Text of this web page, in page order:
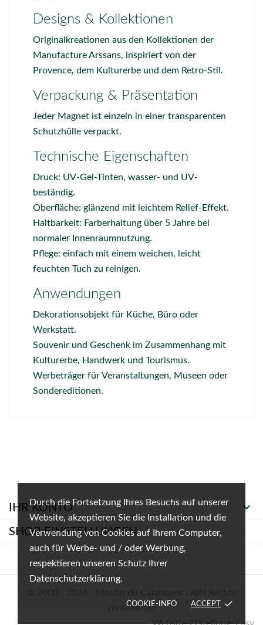
Durch die Fortsetzung Ihres Besuchs auf unserer
Website, akzeptieren Sie die Installation und die
Verwendung von Cookies auf Ihrem Computer,
auch für Werbe- und / oder Werbung,
respektieren unseren Schutz Ihrer
Datenschutzerklärung.
COOKIE-INFO ACCEPT done
Designs & Kollektionen
Originalkreationen aus den Kollektionen der
Manufacture Arssans, inspiriert von der
Provence, dem Kulturerbe und dem Retro-Stil.
Verpackung & Präsentation
Jeder Magnet ist einzeln in einer transparenten
Schutzhülle verpackt.
Technische Eigenschaften
Druck: UV-Gel-Tinten, wasser- und UV-
beständig.
Oberfläche: glänzend mit leichtem Relief-Effekt.
Haltbarkeit: Farberhaltung über 5 Jahre bei
normaler Innenraumnutzung.
Pflege: einfach mit einem weichen, leicht
feuchten Tuch zu reinigen.
Anwendungen
Dekorationsobjekt für Küche, Büro oder
Werkstatt.
Souvenir und Geschenk im Zusammenhang mit
Kulturerbe, Handwerk und Tourismus.
Werbeträger für Veranstaltungen, Museen oder
Sondereditionen.
IHR KONTO 
SHOP-EINSTELLUNGEN
vorbehalten